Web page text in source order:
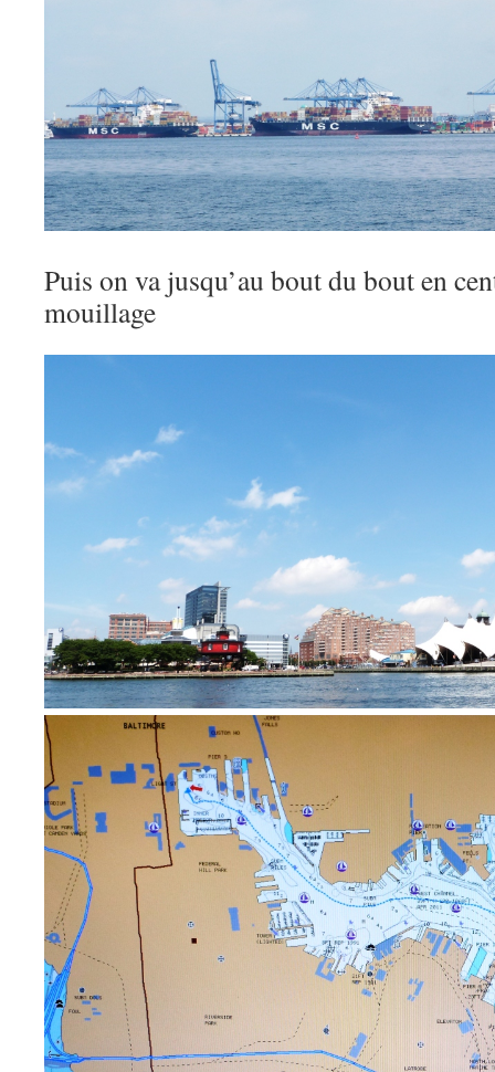
Puis on va jusqu’au bout du bout en
mouillage